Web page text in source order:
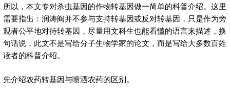
所以，本文专对杀虫基因的作物转基因做一简单的科普介绍。这里
需要指出：润涛阎并不参与支持转基因或反对转基因，只是作为旁
观者公平地对待转基因，尽量用文科生也能看懂的语言来描述，换
句话说，此文不是写给分子生物学家的论文，而是写给大多数百姓
读者的科普介绍。
先介绍农药转基因与喷洒农药的区别。